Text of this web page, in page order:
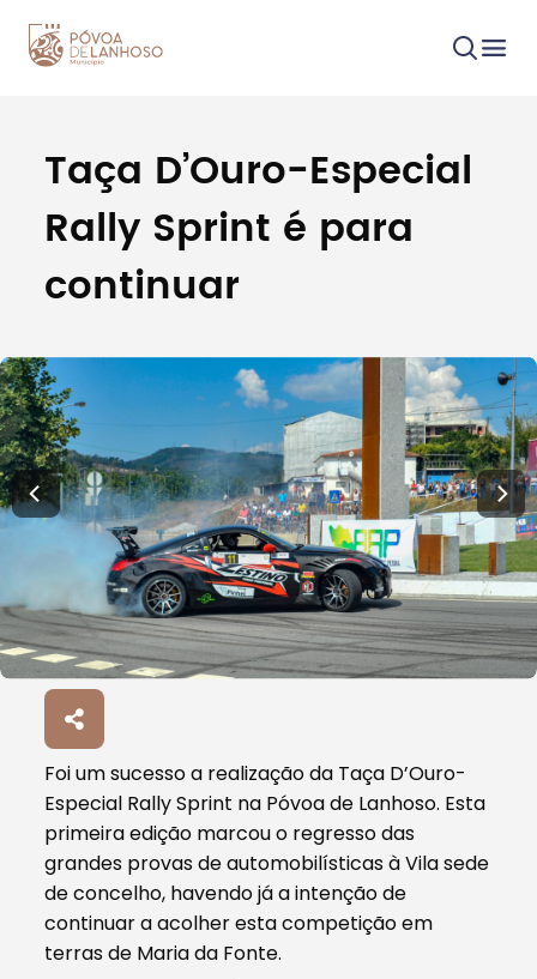
Procurar
Tipo de conteúdo
Filtros
Taça D’Ouro-Especial
Rally Sprint é para
continuar
Foi um sucesso a realização da Taça D’Ouro-
Especial Rally Sprint na Póvoa de Lanhoso. Esta
primeira edição marcou o regresso das
grandes provas de automobilísticas à Vila sede
de concelho, havendo já a intenção de
continuar a acolher esta competição em
terras de Maria da Fonte.